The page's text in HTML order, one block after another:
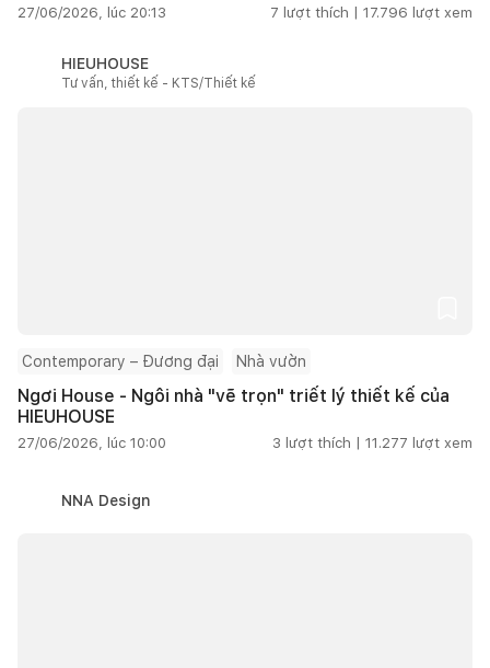
27/06/2026, lúc 20:13 7 lượt thích | 17.796 lượt xem
HIEUHOUSE
Tư vấn, thiết kế - KTS/Thiết kế
Contemporary – Đương đại Nhà vườn
Ngơi House - Ngôi nhà "vẽ trọn" triết lý thiết kế của
HIEUHOUSE
27/06/2026, lúc 10:00 3 lượt thích | 11.277 lượt xem
NNA Design